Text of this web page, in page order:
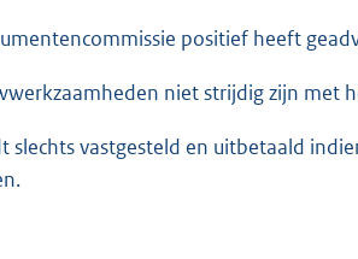
positief heeft
niet strijdig zijn met
slechts vastgesteld en uitbetaald